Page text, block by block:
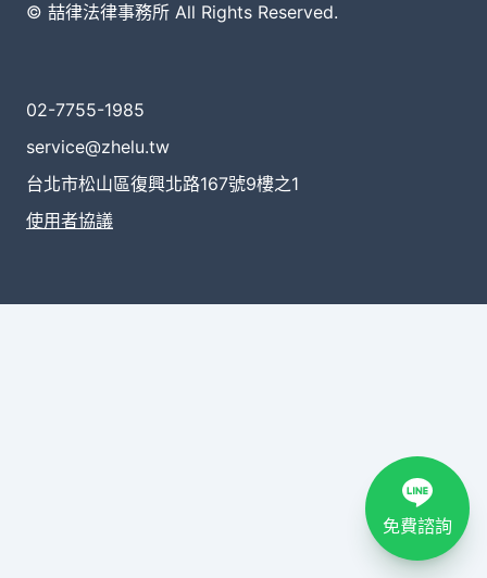
© 喆律法律事務所 All Rights Reserved.
02-7755-1985
service@zhelu.tw
台北市松山區復興北路167號9樓之1
使用者協議
免費諮詢